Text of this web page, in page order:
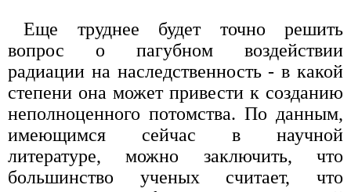
Еще труднее будет точно решить
вопрос о пагубном воздействии
радиации на наследственность - в какой
степени она может привести к созданию
неполноценного потомства. По данным,
имеющимся сейчас в научной
литературе, можно заключить, что
большинство ученых считает, что